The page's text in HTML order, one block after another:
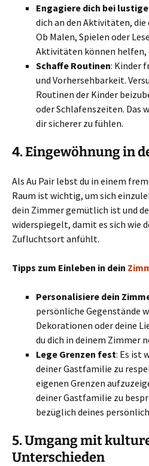
Engagiere dich bei
dich an den Aktivitäten, die
Ob Malen, Spielen oder
Aktivitäten können helfen,
Schaffe Routinen: Kinder
und Vorhersehbarkeit.
Routinen der Kinder
oder Schlafenszeiten. Das
dir sicherer zu fühlen.
4.Eingewöhnung in
Als Au Pair lebst du in einem
Raum ist wichtig, um sich
dein Zimmer gemütlich ist und
widerspiegelt, damit es sich wie
Zufluchtsort anfühlt.
Tipps zum Einleben in dein
Personalisiere dein
persönliche Gegenstände
Dekorationen oder deine
du dich in deinem Zimmer
Lege Grenzen fest: Es ist
deiner Gastfamilie zu
eigenen Grenzen
deiner Gastfamilie zu
bezüglich deines
5.Umgang mit
Unterschieden